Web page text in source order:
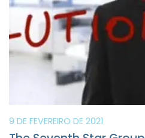
9 DE FEVEREIRO DE 2021